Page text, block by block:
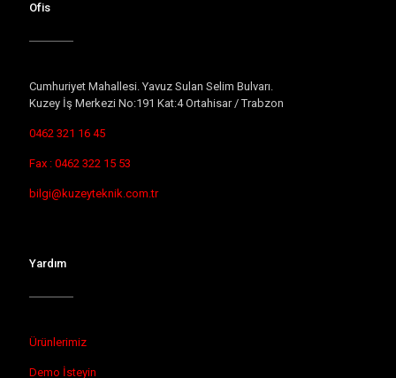
Ofis
Cumhuriyet Mahallesi. Yavuz Sulan Selim Bulvarı.
Kuzey İş Merkezi No:191 Kat:4 Ortahisar / Trabzon
0462 321 16 45
Fax : 0462 322 15 53
bilgi@kuzeyteknik.com.tr
Yardım
Ürünlerimiz
Demo İsteyin